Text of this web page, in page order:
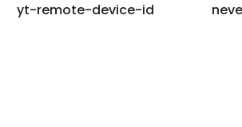
yt-remote-device-id